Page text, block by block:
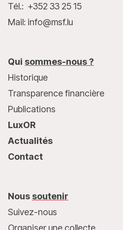
Tél.: +352 33 25 15
Mail: info@msf.lu
Qui sommes-nous ?
Historique
Transparence financière
Publications
LuxOR
Actualités
Contact
Nous soutenir
Suivez-nous
Organiser une collecte